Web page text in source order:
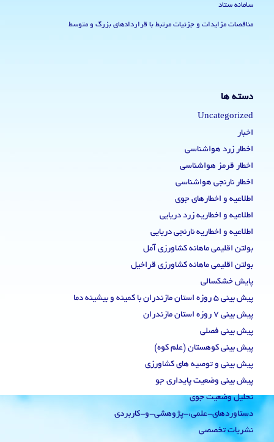
سامانه ستاد
مناقصات مزایدات و جزئیات مرتبط با قراردادهای بزرگ و متوسط
دسته ها
Uncategorized
اخبار
اخطار زرد هواشناسی
اخطار قرمز هواشناسی
اخطار نارنجی هواشناسی
اطلاعیه و اخطارهای جوی
اطلاعیه و اخطاریه زرد دریایی
اطلاعیه و اخطاریه نارنجی دریایی
بولتن اقلیمی ماهانه کشاورزی آمل
بولتن اقلیمی ماهانه کشاورزی قراخیل
پایش خشکسالی
پیش بینی 5 روزه استان مازندران با کمینه و بیشینه دما
پیش بینی 7 روزه استان مازندران
پیش بینی فصلی
پیش بینی کوهستان (علم کوه)
پیش بینی و توصیه های کشاورزی
پیش بینی وضعیت پایداری جو
تحلیل وضعیت جوی
دستاوردهای-علمی،-پژوهشی-و-کاربردی
نشریات تخصصی